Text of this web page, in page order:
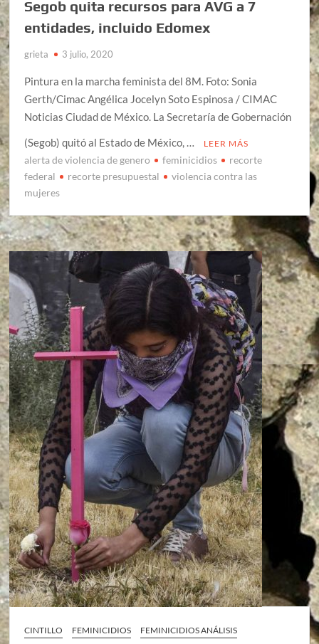
Segob quita recursos para AVG a 7
entidades, incluido Edomex
grieta 3 julio, 2020
Pintura en la marcha feminista del 8M. Foto: Sonia
Gerth/Cimac Angélica Jocelyn Soto Espinosa / CIMAC
Noticias Ciudad de México. La Secretaría de Gobernación
(Segob) quitó al Estado de México, …
LEER MÁS
alerta de violencia de genero feminicidios
recorte
federal
recorte presupuestal
violencia contra las
mujeres
CINTILLO FEMINICIDIOS
FEMINICIDIOS ANÁLISIS